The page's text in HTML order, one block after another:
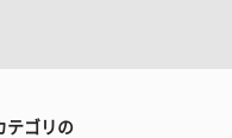
テゴリの